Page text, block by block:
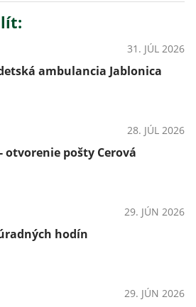
31. JÚL 2026
ambulancia Jablonica
28. JÚL 2026
otvorenie pošty Cerová
29. JÚN 2026
hodín
29. JÚN 2026